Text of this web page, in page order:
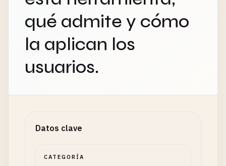
qué admite y cómo
la aplican los
usuarios.
Datos clave
CATEGORÍA